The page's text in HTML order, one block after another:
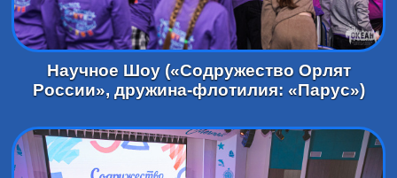
Научное Шоу («Содружество Орлят
России», дружина-флотилия: «Парус»)